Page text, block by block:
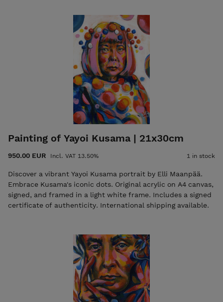
Painting of Yayoi Kusama | 21x30cm
950.00 EUR Incl. VAT 13.50% 1 in stock
Discover a vibrant Yayoi Kusama portrait by Elli Maanpää.
Embrace Kusama's iconic dots. Original acrylic on A4 canvas,
signed, and framed in a light white frame. Includes a signed
certificate of authenticity. International shipping available.